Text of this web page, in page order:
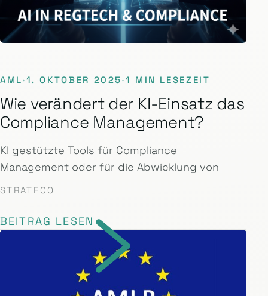
AML·1. OKTOBER 2025·1 MIN LESEZEIT
Wie verändert der KI-Einsatz das
Compliance Management?
KI gestützte Tools für Compliance
Management oder für die Abwicklung von
STRATECO
BEITRAG LESEN